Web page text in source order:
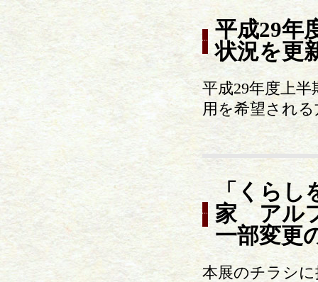
平成29年
状況を更
平成29年度上
用を希望され
「くら
家 アル
一部変更
本展のチラシ